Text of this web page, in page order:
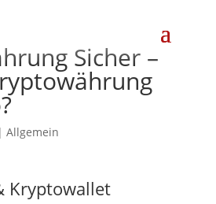
Sicher –
| Allgemein
Kryptowallet